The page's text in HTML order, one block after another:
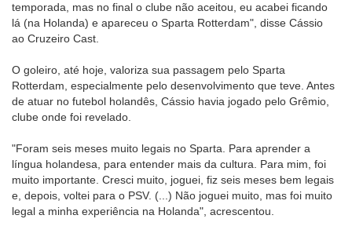
temporada, mas no final o clube não aceitou, eu acabei ficando
lá (na Holanda) e apareceu o Sparta Rotterdam", disse Cássio
ao Cruzeiro Cast.
O goleiro, até hoje, valoriza sua passagem pelo Sparta
Rotterdam, especialmente pelo desenvolvimento que teve. Antes
de atuar no futebol holandês, Cássio havia jogado pelo Grêmio,
clube onde foi revelado.
"Foram seis meses muito legais no Sparta. Para aprender a
língua holandesa, para entender mais da cultura. Para mim, foi
muito importante. Cresci muito, joguei, fiz seis meses bem legais
e, depois, voltei para o PSV. (...) Não joguei muito, mas foi muito
legal a minha experiência na Holanda", acrescentou.